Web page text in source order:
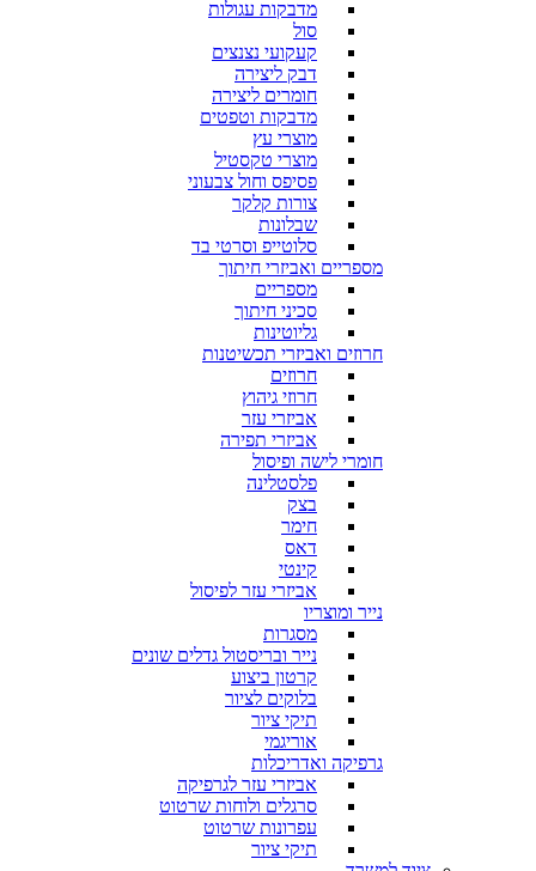
מדבקות עגולות
סול
קעקועי נצנצים
דבק ליצירה
חומרים ליצירה
מדבקות וטפטים
מוצרי עץ
מוצרי טקסטיל
פסיפס וחול צבעוני
צורות קלקר
שבלונות
סלוטייפ וסרטי בד
מספריים ואביזרי חיתוך
מספריים
סכיני חיתוך
גליוטינות
חרוזים ואביזרי תכשיטנות
חרוזים
חרוזי גיהוץ
אביזרי עזר
אביזרי תפירה
חומרי לישה ופיסול
פלסטלינה
בצק
חימר
דאס
קינטי
אביזרי עזר לפיסול
נייר ומוצריו
מסגרות
נייר ובריסטול גדלים שונים
קרטון ביצוע
בלוקים לציור
תיקי ציור
אוריגמי
גרפיקה ואדריכלות
אביזרי עזר לגרפיקה
סרגלים ולוחות שרטוט
עפרונות שרטוט
תיקי ציור